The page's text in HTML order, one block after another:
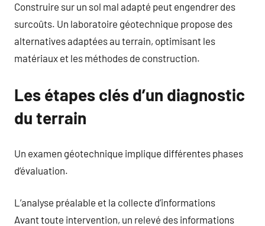
Construire sur un sol mal adapté peut engendrer des
surcoûts. Un laboratoire géotechnique propose des
alternatives adaptées au terrain, optimisant les
matériaux et les méthodes de construction.
Les étapes clés d’un diagnostic
du terrain
Un examen géotechnique implique différentes phases
d’évaluation.
L’analyse préalable et la collecte d’informations
Avant toute intervention, un relevé des informations